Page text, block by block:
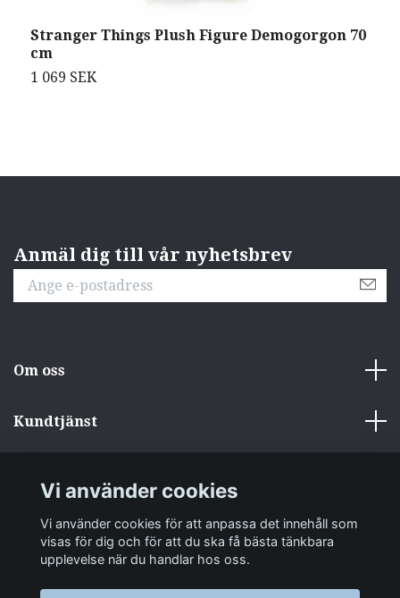
Stranger Things Plush Figure Demogorgon 70
cm
1 069 SEK
Anmäl dig till vår nyhetsbrev
Om oss
Kundtjänst
Sociala medier
Vi använder cookies
Vi använder cookies för att anpassa det innehåll som
visas för dig och för att du ska få bästa tänkbara
upplevelse när du handlar hos oss.